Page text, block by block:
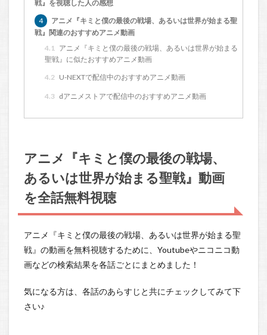
戦』を視聴した人の感想
4
アニメ『キミと僕の最後の戦場、あるいは世界が始まる聖
戦』関連のおすすめアニメ動画
4.1
アニメ『キミと僕の最後の戦場、あるいは世界が始まる
聖戦』に似たおすすめアニメ動画
4.2 U-NEXTで配信中のおすすめアニメ動画
4.3 dアニメストアで配信中のおすすめアニメ動画
アニメ『キミと僕の最後の戦場、
あるいは世界が始まる聖戦』動画
を全話無料視聴
アニメ『キミと僕の最後の戦場、あるいは世界が始まる聖
戦』の動画を無料視聴するために、Youtubeやニコニコ動
画などの検索結果を各話ごとにまとめました！
気になる方は、各話のあらすじと共にチェックしてみて下
さい♪